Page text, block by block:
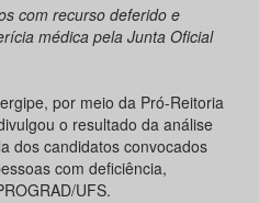
com recurso deferido e
médica pela Junta Oficial
por meio da Pró-Reitoria
o resultado da análise
dos candidatos convocados
com deficiência,
UFS.